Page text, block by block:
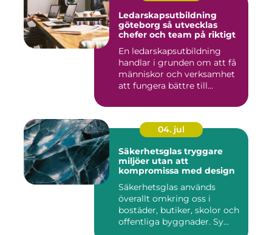
Ledarskapsutbildning
göteborg så utvecklas
chefer och team på riktigt
En ledarskapsutbildning
handlar i grunden om att få
människor och verksamhet
att fungera bättre till...
04. jul
Säkerhetsglas tryggare
miljöer utan att
kompromissa med design
Säkerhetsglas används
överallt omkring oss i
bostäder, butiker, skolor och
offentliga byggnader. Sy...